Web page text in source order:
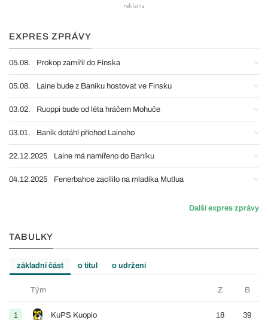
EXPRES ZPRÁVY
05.08. Prokop zamířil do Finska
05.08. Laine bude z Baníku hostovat ve Finsku
03.02. Ruoppi bude od léta hráčem Mohuče
03.01. Baník dotáhl příchod Laineho
22.12.2025 Laine má namířeno do Baníku
04.12.2025 Fenerbahce zacílilo na mladíka Mutlua
Další expres zprávy
TABULKY
základní část o titul o udržení
Tým Z B
1 KuPS Kuopio 18 39